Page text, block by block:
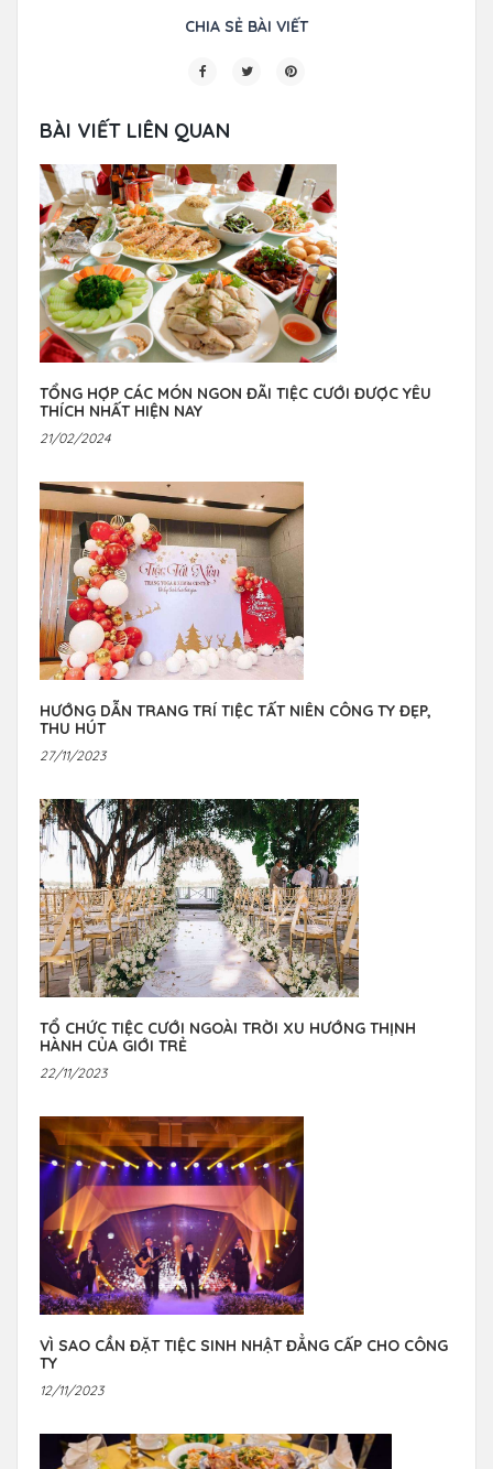
CHIA SẺ BÀI VIẾT
BÀI VIẾT LIÊN QUAN
TỔNG HỢP CÁC MÓN NGON ĐÃI TIỆC CƯỚI ĐƯỢC YÊU
THÍCH NHẤT HIỆN NAY
21/02/2024
HƯỚNG DẪN TRANG TRÍ TIỆC TẤT NIÊN CÔNG TY ĐẸP,
THU HÚT
27/11/2023
TỔ CHỨC TIỆC CƯỚI NGOÀI TRỜI XU HƯỚNG THỊNH
HÀNH CỦA GIỚI TRẺ
22/11/2023
VÌ SAO CẦN ĐẶT TIỆC SINH NHẬT ĐẲNG CẤP CHO CÔNG
TY
12/11/2023